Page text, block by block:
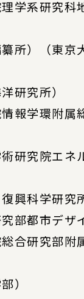
系研究科
所）（東京
研究所）
報学環附属
研究院エネ
興科学研究
都市デザ
合研究部附
）